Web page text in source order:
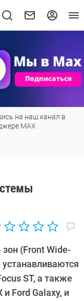
на наш канал в
МАХ
(Front Wide-
ST, а также
Ford Galaxy, и